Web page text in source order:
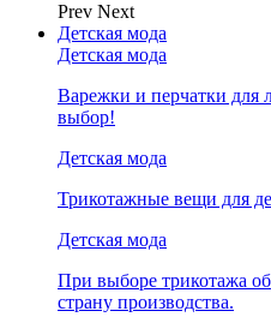
Prev Next
Детская мода
Детская мода
Варежки и перчатки
выбор!
Детская мода
Трикотажные вещи для
Детская мода
При выборе трикотажа
страну производства.